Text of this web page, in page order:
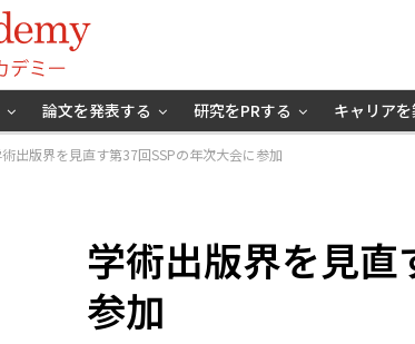
論文を発表する 研究をPRする キャリアを
術出版界を見直す第37回SSPの年次大会に参加
学術出版界を見直
参加